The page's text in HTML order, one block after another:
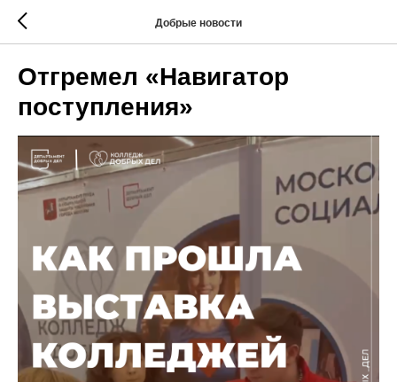
Добрые новости
Отгремел «Навигатор
поступления»